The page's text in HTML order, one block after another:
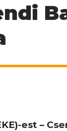
est –